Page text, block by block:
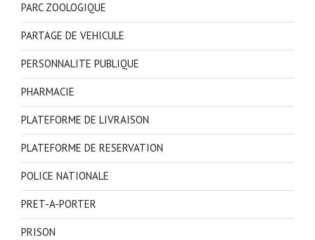
PARC ZOOLOGIQUE
PARTAGE DE VEHICULE
PERSONNALITE PUBLIQUE
PHARMACIE
PLATEFORME DE LIVRAISON
PLATEFORME DE RESERVATION
POLICE NATIONALE
PRET-A-PORTER
PRISON